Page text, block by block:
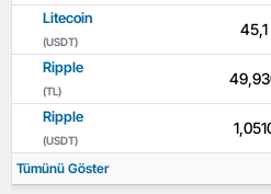
Litecoin
(USDT)
45,1
Ripple
(TL)
Ripple
(USDT)
Tümünü Göster